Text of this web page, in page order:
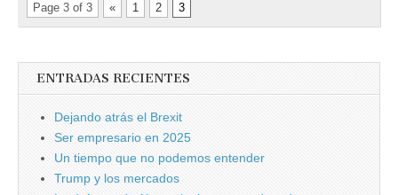
Page 3 of 3 « 1 2 3
ENTRADAS RECIENTES
Dejando atrás el Brexit
Ser empresario en 2025
Un tiempo que no podemos entender
Trump y los mercados